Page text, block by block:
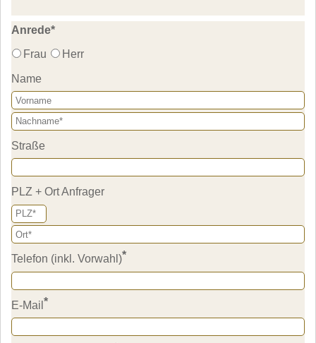
Anrede*
Frau
Herr
Name
Straße
PLZ + Ort Anfrager
Telefon (inkl. Vorwahl)*
E-Mail *